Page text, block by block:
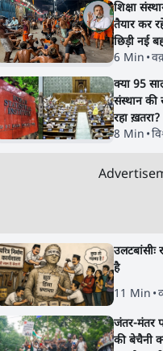
शिक्षा
तैयार कर
छिड़ी नई
6 Min •
क्या 95
संस्थान की
रहा ख़तरा?
8 Min •
उलटबांसीः
है
11 Min •
जंतर-मंतर
की बेचैनी